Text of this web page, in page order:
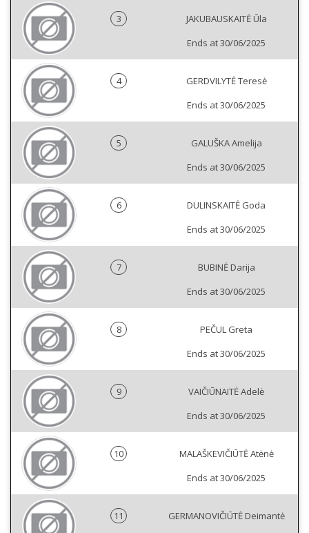
3
JAKUBAUSKAITĖ Ūla
Ends at 30/06/2025
4
GERDVILYTĖ Teresė
Ends at 30/06/2025
5
GALUŠKA Amelija
Ends at 30/06/2025
6
DULINSKAITĖ Goda
Ends at 30/06/2025
7
BUBINĖ Darija
Ends at 30/06/2025
8
PEČUL Greta
Ends at 30/06/2025
9
VAIČIŪNAITĖ Adelė
Ends at 30/06/2025
10
MALAŠKEVIČIŪTĖ Atėnė
Ends at 30/06/2025
11
GERMANOVIČIŪTĖ Deimantė